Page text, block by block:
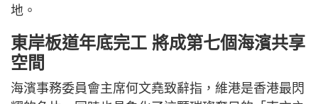
地。
東岸板道年底完工 將成第七個海濱共享
空間
海濱事務委員會主席何文堯致辭指，維港是香港最閃